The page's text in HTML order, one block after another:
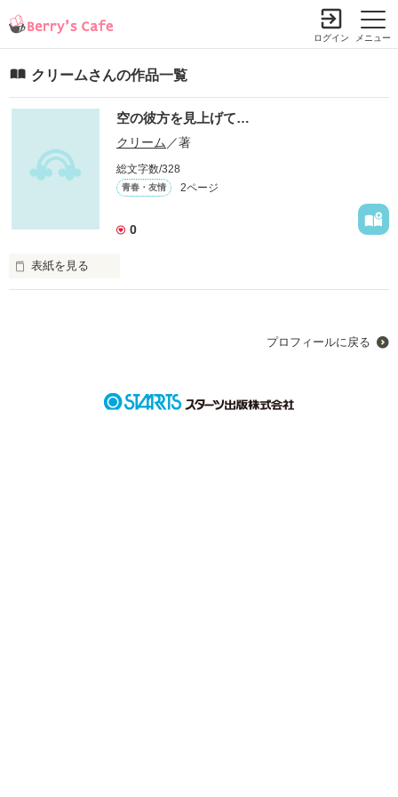
メニュー
ログイン
クリームさんの作品一覧
空の彼方を見上げて…
クリーム ／著
総文字数/328
青春・友情 2ページ
0
表紙を見る
作品を読む
プロフィールに戻る